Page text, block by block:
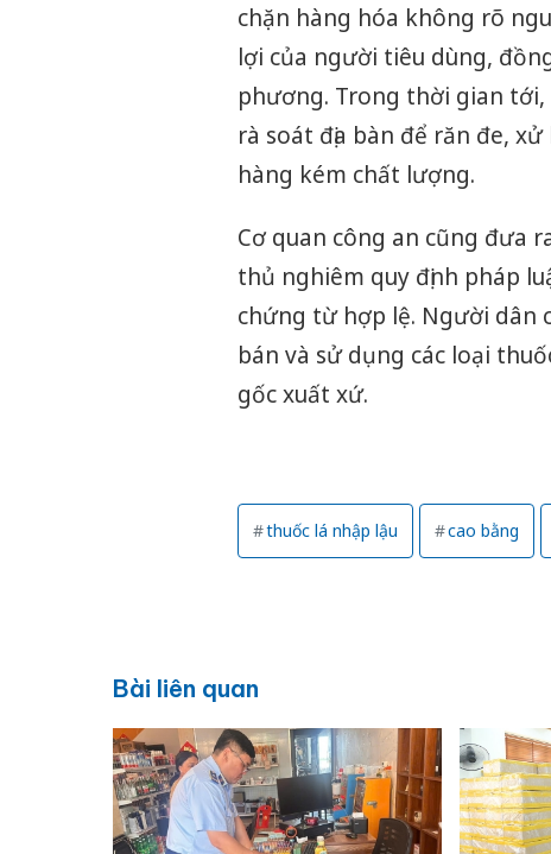
chặn hàng hóa không rõ
lợi của người tiêu dùng,
phương. Trong thời gian
rà soát địa bàn để răn đe,
hàng kém chất lượng.
Cơ quan công an cũng đưa
thủ nghiêm quy định pháp
chứng từ hợp lệ. Người dân
bán và sử dụng các loại
gốc xuất xứ.
thuốc lá nhập lậu cao bằng
Bài liên quan